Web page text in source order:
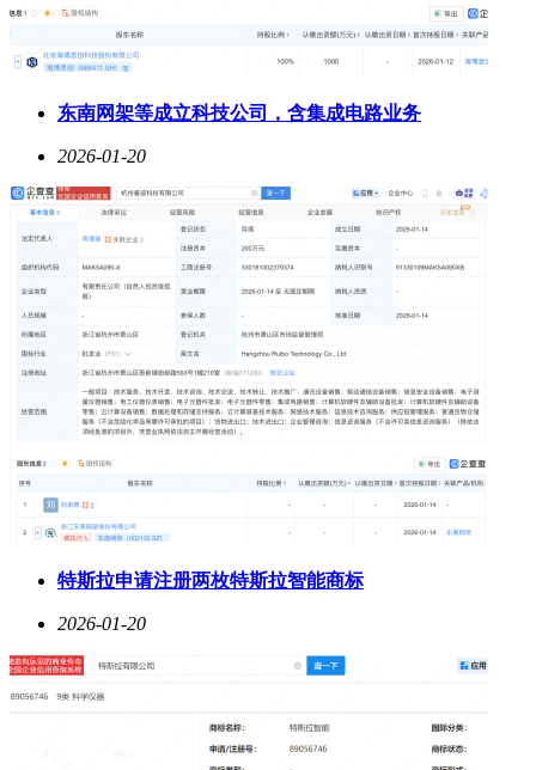
东南网架等成立科技公司，含集成电路业务
2026-01-20
特斯拉申请注册两枚特斯拉智能商标
2026-01-20